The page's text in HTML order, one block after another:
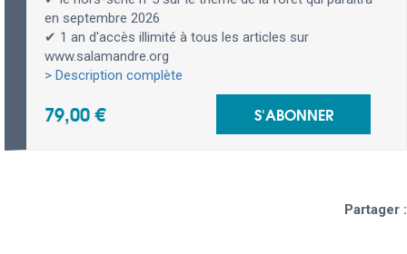
en septembre 2026
✔ 1 an d'accès illimité à tous les articles sur
www.salamandre.org
> Description complète
79,00 € S'ABONNER
Partager :